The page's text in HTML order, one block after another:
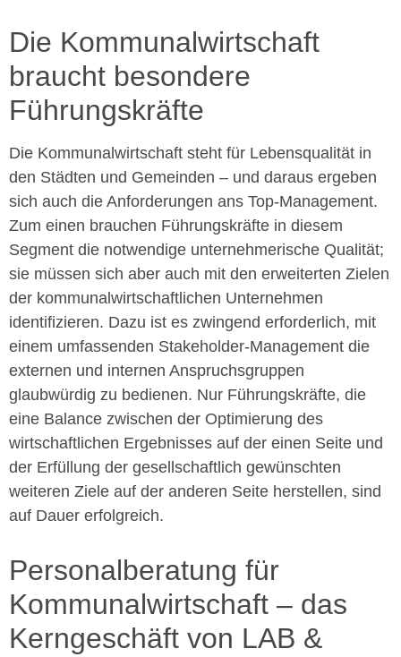
Die Kommunalwirtschaft
braucht besondere
Führungskräfte
Die Kommunalwirtschaft steht für Lebensqualität in
den Städten und Gemeinden – und daraus ergeben
sich auch die Anforderungen ans Top-Management.
Zum einen brauchen Führungskräfte in diesem
Segment die notwendige unternehmerische Qualität;
sie müssen sich aber auch mit den erweiterten Zielen
der kommunalwirtschaftlichen Unternehmen
identifizieren. Dazu ist es zwingend erforderlich, mit
einem umfassenden Stakeholder-Management die
externen und internen Anspruchsgruppen
glaubwürdig zu bedienen. Nur Führungskräfte, die
eine Balance zwischen der Optimierung des
wirtschaftlichen Ergebnisses auf der einen Seite und
der Erfüllung der gesellschaftlich gewünschten
weiteren Ziele auf der anderen Seite herstellen, sind
auf Dauer erfolgreich.
Personalberatung für
Kommunalwirtschaft – das
Kerngeschäft von LAB &